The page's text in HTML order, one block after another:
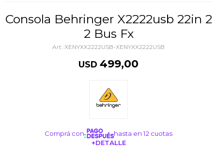
Consola Behringer X2222usb 22in 2
2 Bus Fx
XENYXX2222USB-XENYXX2222USB
USD 499,00
Comprá con
hasta en 12 cuotas
+DETALLE